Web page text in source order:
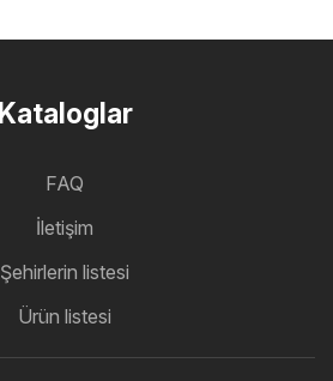
Kataloglar
FAQ
İletişim
Şehirlerin listesi
Ürün listesi